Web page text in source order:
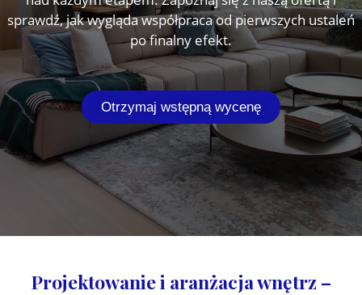
sprawdź, jak wygląda współpraca od pierwszych ustaleń
po finalny efekt.
Otrzymaj wstępną wycenę
Projektowanie i aranżacja wnętrz –